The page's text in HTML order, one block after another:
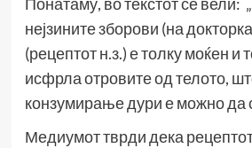
Понатаму, во текстот се вели:
нејзините зборови (на
(рецептот н.з.) е толку моќен и
исфрла отровите од телото,
конзумирање дури е можно да
Медиумот тврди дека